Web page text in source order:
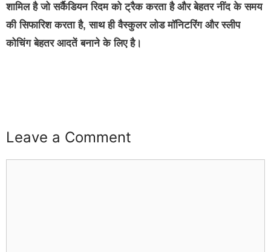
शामिल है जो सर्कैडियन रिदम को ट्रैक करता है और बेहतर नींद के समय
की सिफारिश करता है, साथ ही वैस्कुलर लोड मॉनिटरिंग और स्लीप
कोचिंग बेहतर आदतें बनाने के लिए है।
Leave a Comment